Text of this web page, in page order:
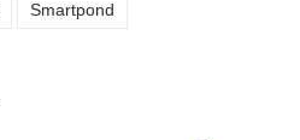
Smartpond